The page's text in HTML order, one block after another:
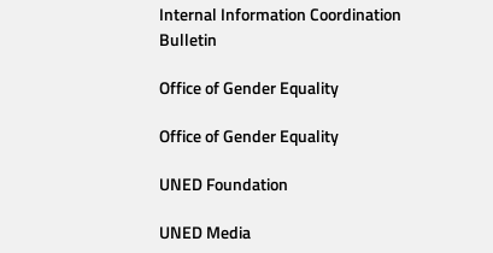
Internal Information Coordination
Bulletin
Office of Gender Equality
Office of Gender Equality
UNED Foundation
UNED Media